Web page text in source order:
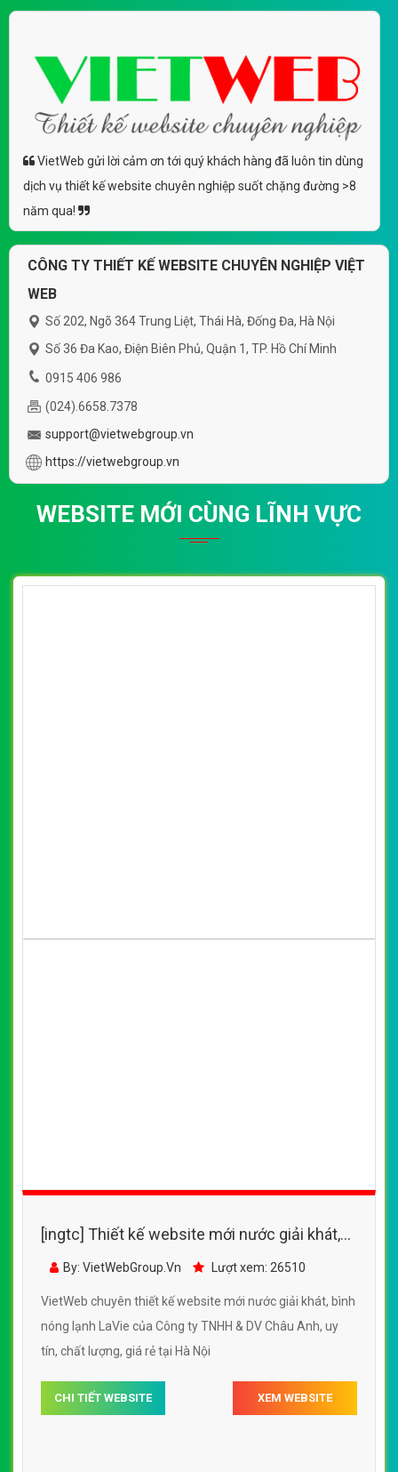
VietWeb gửi lời cảm ơn tới quý khách hàng đã luôn tin dùng
dịch vụ thiết kế website chuyên nghiệp suốt chặng đường >8
năm qua!
CÔNG TY THIẾT KẾ WEBSITE CHUYÊN NGHIỆP VIỆT
WEB
Số 202, Ngõ 364 Trung Liệt, Thái Hà, Đống Đa, Hà Nội
Số 36 Đa Kao, Điện Biên Phủ, Quận 1, TP. Hồ Chí Minh
0915 406 986
(024).6658.7378
support@vietwebgroup.vn
https://vietwebgroup.vn
WEBSITE MỚI CÙNG LĨNH VỰC
[ingtc] Thiết kế website mới nước giải khát,
bình nóng lạnh LaVie của Công ty TNHH & DV
By: VietWebGroup.Vn Lượt xem: 26510
VietWeb chuyên thiết kế website mới nước giải khát, bình
nóng lạnh LaVie của Công ty TNHH & DV Châu Anh, uy
tín, chất lượng, giá rẻ tại Hà Nội
CHI TIẾT WEBSITE XEM WEBSITE